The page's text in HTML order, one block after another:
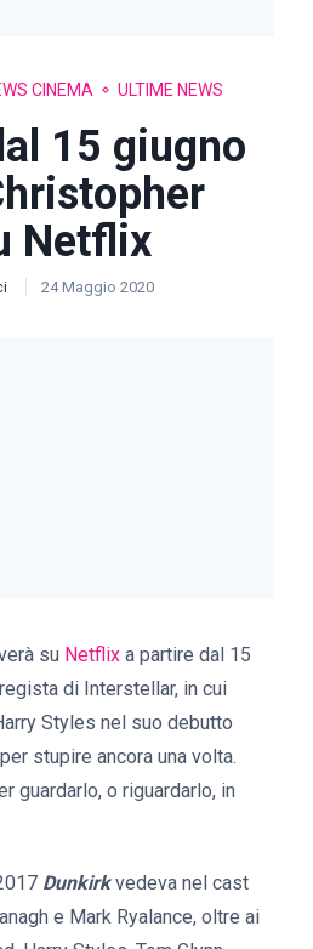
CINEMA ULTIME NEWS
15 giugno
Netflix
24 Maggio 2020
su Netflix a partire dal 15
di Interstellar, in cui
Styles nel suo debutto
stupire ancora una volta.
guardarlo, o riguardarlo, in
Dunkirkvedeva nel cast
e Mark Ryalance, oltre ai